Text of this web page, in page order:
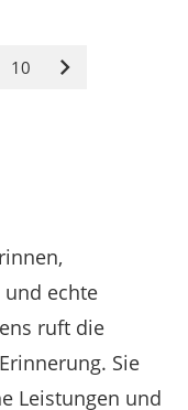
10
Nächste
echte
ruft die
Sie
Leistungen und